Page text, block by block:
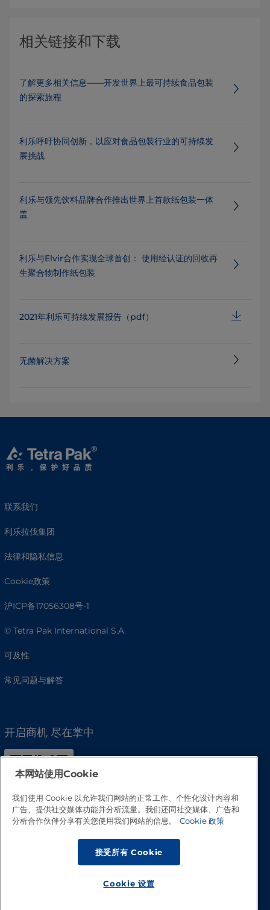
相关链接和下载
了解更多相关信息——开发世界上最可持续食品包装
的探索旅程
利乐呼吁协同创新，以应对食品包装行业的可持续发
展挑战
利乐与领先饮料品牌合作推出世界上首款纸包装一体
盖
利乐与Elvir合作实现全球首创： 使用经认证的回收再
生聚合物制作纸包装
2021年利乐可持续发展报告（pdf）
无菌解决方案
联系我们
利乐拉伐集团
法律和隐私信息
Cookie政策
沪ICP备17056308号-1
© Tetra Pak International S.A.
可及性
常见问题与解答
开启商机 尽在掌中
本网站使用Cookie
我们使用 Cookie 以允许我们网站的正常工作、个性化设计内容和
广告、提供社交媒体功能并分析流量。我们还同社交媒体、广告和
分析合作伙伴分享有关您使用我们网站的信息。
Cookie 政策
接受所有 Cookie
Cookie 设置